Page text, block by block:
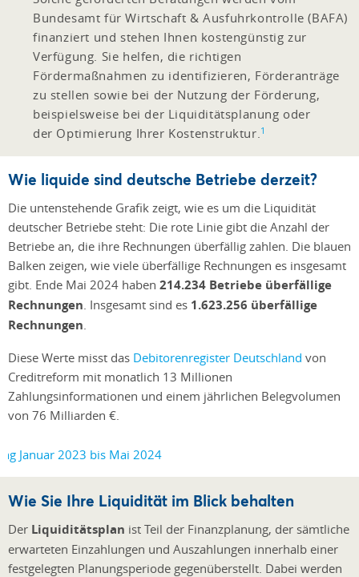
Bundesamt für Wirtschaft & Ausfuhrkontrolle (BAFA)
finanziert und stehen Ihnen kostengünstig zur
Verfügung. Sie helfen, die richtigen
Fördermaßnahmen zu identifizieren, Förderanträge
zu stellen sowie bei der Nutzung der Förderung,
beispielsweise bei der Liquiditätsplanung oder
der Optimierung Ihrer Kostenstruktur.1
Wie liquide sind deutsche Betriebe derzeit?
Die untenstehende Grafik zeigt, wie es um die Liquidität
deutscher Betriebe steht: Die rote Linie gibt die Anzahl der
Betriebe an, die ihre Rechnungen überfällig zahlen. Die blauen
Balken zeigen, wie viele überfällige Rechnungen es insgesamt
gibt. Ende Mai 2024 haben 214.234 Betriebe überfällige
Rechnungen. Insgesamt sind es 1.623.256 überfällige
Rechnungen.
Diese Werte misst das Debitorenregister Deutschland von
Creditreform mit monatlich 13 Millionen
Zahlungsinformationen und einem jährlichen Belegvolumen
von 76 Milliarden €.
Wie Sie Ihre Liquidität im Blick behalten
Der Liquiditätsplan ist Teil der Finanzplanung, der sämtliche
erwarteten Einzahlungen und Auszahlungen innerhalb einer
festgelegten Planungsperiode gegenüberstellt. Dabei werden